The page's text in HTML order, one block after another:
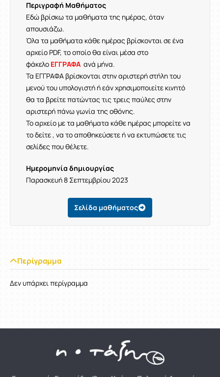
Περιγραφή Μαθήματος
Εδώ βρίσκω τα μαθήματα της ημέρας, όταν
απουσιάζω.
Όλα τα μαθήματα κάθε ημέρας βρίσκονται σε ένα
αρχείο PDF, το οποίο θα είναι μέσα στο
φάκελο ΕΓΓΡΑΦΑ ανά μήνα.
Τα ΕΓΓΡΑΦΑ βρίσκονται στην αριστερή στήλη του
μενού του υπολογιστή ή εάν χρησιμοποιείτε κινητό
θα τα βρείτε πατώντας τις τρεις παύλες στην
αριστερή πάνω γωνία της οθόνης.
Το αρχείο με τα μαθήματα κάθε ημέρας μπορείτε να
το δείτε , να το αποθηκεύσετε ή να εκτυπώσετε τις
σελίδες που θέλετε.
Ημερομηνία δημιουργίας
Παρασκευή 8 Σεπτεμβρίου 2023
Σελίδα μαθήματος
Περίγραμμα
Δεν υπάρχει περίγραμμα